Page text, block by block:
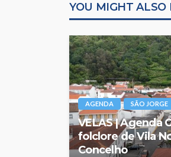
YOU MIGHT ALSO
AGENDA SÃO JORGE
VELAS | Agenda
folclore de Vila
Concelho